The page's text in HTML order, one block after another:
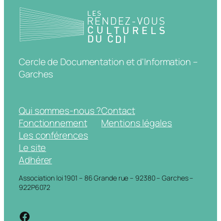
Cercle de Documentation et d'Information –
Garches
Qui sommes-nous ?
Fonctionnement
Les conférences
Le site
Adhérer
Contact
Mentions légales
Association loi 1901 – 86 Grande rue – 92380 – Garches –
922P6072
https://www.facebook.com/